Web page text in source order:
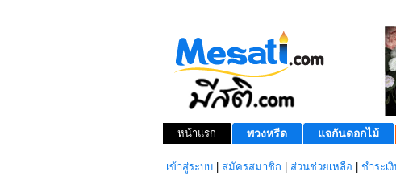
หน้าแรก พวงหรีด แจกันดอกไม้
เข้าสู่ระบบ สมัครสมาชิก ส่วนช่วยเหลือ ชำระเ